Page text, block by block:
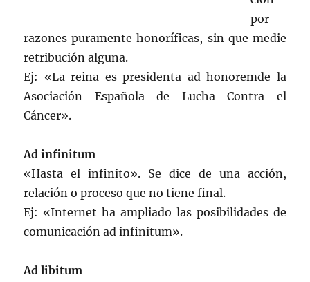
por
razones puramente honoríficas, sin que medie
retribución alguna.
Ej: «La reina es presidenta ad honoremde la
Asociación Española de Lucha Contra el
Cáncer».
Ad infinitum
«Hasta el infinito». Se dice de una acción,
relación o proceso que no tiene final.
Ej: «Internet ha ampliado las posibilidades de
comunicación ad infinitum».
Ad libitum